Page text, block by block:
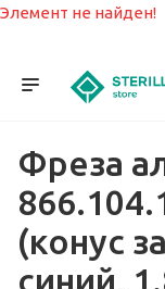
Элемент не найден!
Фреза
(конус
синий,